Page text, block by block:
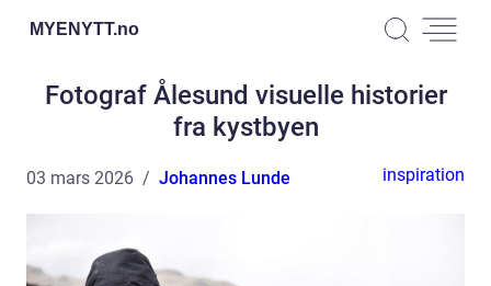
MYENYTT.no
Fotograf Ålesund visuelle historier
fra kystbyen
03 mars 2026 Johannes Lunde inspiration